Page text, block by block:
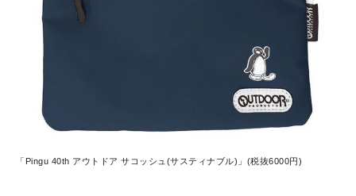
「Pingu 40th アウトドア サコッシュ(サスティナブル)」(税抜6000円)